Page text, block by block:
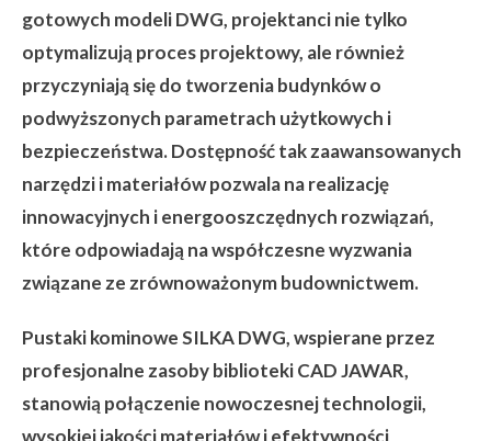
gotowych modeli DWG, projektanci nie tylko
optymalizują proces projektowy, ale również
przyczyniają się do tworzenia budynków o
podwyższonych parametrach użytkowych i
bezpieczeństwa. Dostępność tak zaawansowanych
narzędzi i materiałów pozwala na realizację
innowacyjnych i energooszczędnych rozwiązań,
które odpowiadają na współczesne wyzwania
związane ze zrównoważonym budownictwem.
Pustaki kominowe SILKA DWG, wspierane przez
profesjonalne zasoby biblioteki CAD JAWAR,
stanowią połączenie nowoczesnej technologii,
wysokiej jakości materiałów i efektywności